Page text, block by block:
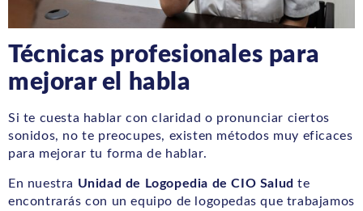
Técnicas profesionales para
mejorar el habla
Si te cuesta hablar con claridad o pronunciar ciertos
sonidos, no te preocupes, existen métodos muy eficaces
para mejorar tu forma de hablar.
En nuestra Unidad de Logopedia de CIO Salud te
encontrarás con un equipo de logopedas que trabajamos